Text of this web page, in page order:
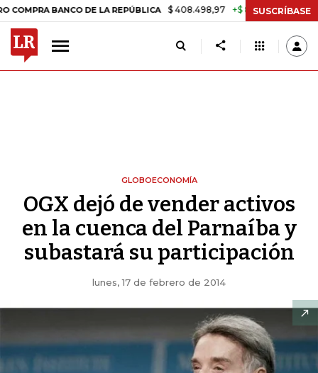
BANCO DE LA REPÚBLICA $ 408.498,97 +$ 8.753,81 +2,19%
SUSCRÍBASE
GLOBOECONOMÍA
OGX dejó de vender activos
en la cuenca del Parnaíba y
subastará su participación
lunes, 17 de febrero de 2014